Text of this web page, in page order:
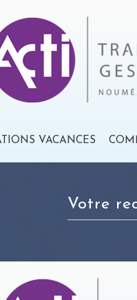
VACANCES
votre